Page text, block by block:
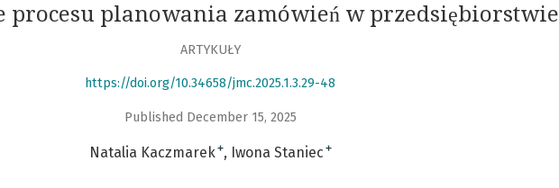
procesu planowania zamówień w przedsiębiorstwie
ARTYKUŁY
https://doi.org/10.34658/jmc.2025.1.3.29-48
Published December 15, 2025
Natalia Kaczmarek+ Iwona Staniec +